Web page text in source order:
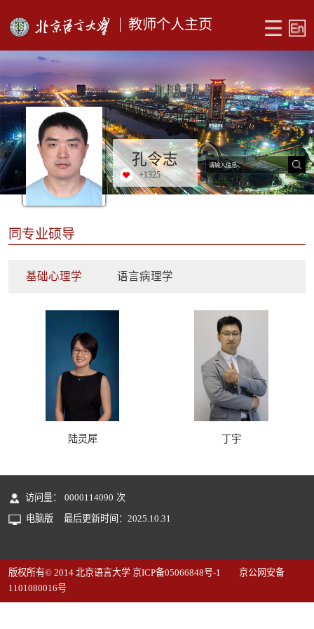
教师个人主页
孔令志
+1325
同专业硕导
基础心理学 语言病理学
陆灵犀 丁宇
访问量： 0000114090 次
电脑版
最后更新时间： 2025.10.31
版权所有© 2014 北京语言大学 京ICP备05066848号-1 京公网安备
1101080016号